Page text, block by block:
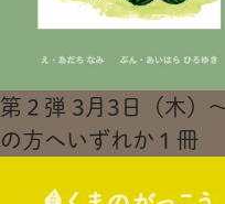
第２弾 3月3日（木
の方へいずれか１冊